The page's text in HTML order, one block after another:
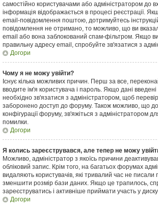
самостійно користувачами або адміністратором до
інформація відображається в процесі реєстрації.
email-повідомлення поштою, дотримуйтесь
повідомлення не отримано, то можливо, що ви
email або вона заблокований спам-фільтром. Якщо
правильну адресу email, спробуйте зв'язатися з
Догори
Чому я не можу увійти?
Існує кілька можливих причин. Перш за все,
вводите ім'я користувача і пароль. Якщо дані
необхідно зв'язатися з адміністратором, щоб
заборонено доступ до форуму. Також можливо, що
конфігурації форуму, зв'яжіться з адміністратором
помилки.
Догори
Я колись зареєструвався, але тепер не можу
Можливо, адміністратор з якоїсь причини
обліковий запис. Крім того, на багатьох форумах
видаляють користувачів, які тривалий час не
зменшити розмір бази даних. Якщо це трапилось,
зареєструватись і активніше приймати участь у
Догори